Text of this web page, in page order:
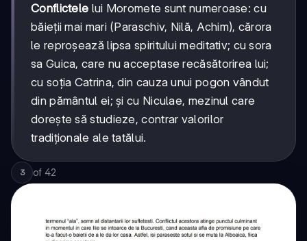
Conflictele lui Moromete sunt numeroase: cu
băieții mai mari (Paraschiv, Nilă, Achim), cărora
le reproșează lipsa spiritului meditativ; cu sora
sa Guica, care nu acceptase recăsătorirea lui;
cu soția Catrina, din cauza unui pogon vândut
din pământul ei; și cu Niculae, mezinul care
dorește să studieze, contrar valorilor
tradiționale ale tatălui.
3 of 42